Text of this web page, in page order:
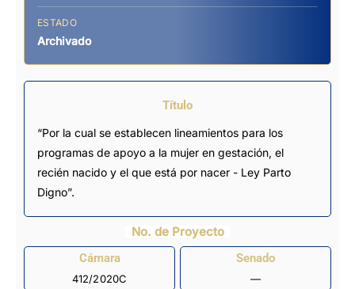
ESTADO
Archivado
Título
“Por la cual se establecen lineamientos para los
programas de apoyo a la mujer en gestación, el
recién nacido y el que está por nacer - Ley Parto
Digno”.
No. de Proyecto
Cámara
412/2020C
Senado
—